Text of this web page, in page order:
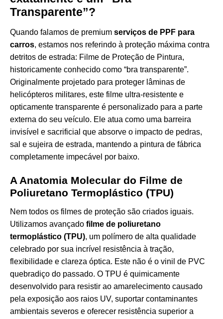
Transparente”?
Quando falamos de premium serviços de PPF para
carros, estamos nos referindo à proteção máxima contra
detritos de estrada: Filme de Proteção de Pintura,
historicamente conhecido como “bra transparente”.
Originalmente projetado para proteger lâminas de
helicópteros militares, este filme ultra-resistente e
opticamente transparente é personalizado para a parte
externa do seu veículo. Ele atua como uma barreira
invisível e sacrificial que absorve o impacto de pedras,
sal e sujeira de estrada, mantendo a pintura de fábrica
completamente impecável por baixo.
A Anatomia Molecular do Filme de
Poliuretano Termoplástico (TPU)
Nem todos os filmes de proteção são criados iguais.
Utilizamos avançado filme de poliuretano
termoplástico (TPU), um polímero de alta qualidade
celebrado por sua incrível resistência à tração,
flexibilidade e clareza óptica. Este não é o vinil de PVC
quebradiço do passado. O TPU é quimicamente
desenvolvido para resistir ao amarelecimento causado
pela exposição aos raios UV, suportar contaminantes
ambientais severos e oferecer resistência superior a